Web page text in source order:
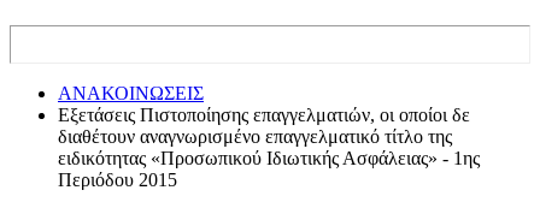
ΑΝΑΚΟΙΝΩΣΕΙΣ
Εξετάσεις Πιστοποίησης επαγγελματιών, οι οποίοι δε
διαθέτουν αναγνωρισμένο επαγγελματικό τίτλο της
ειδικότητας «Προσωπικού Ιδιωτικής Ασφάλειας» - 1ης
Περιόδου 2015